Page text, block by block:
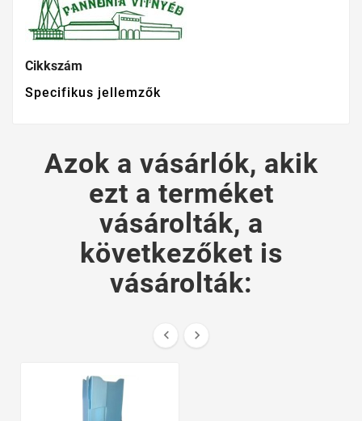
Cikkszám
Specifikus jellemzők
Azok a vásárlók, akik
ezt a terméket
vásárolták, a
következőket is
vásárolták:
 